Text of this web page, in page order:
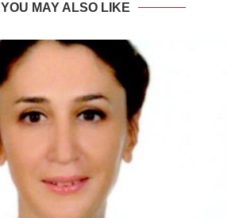
YOU MAY ALSO LIKE